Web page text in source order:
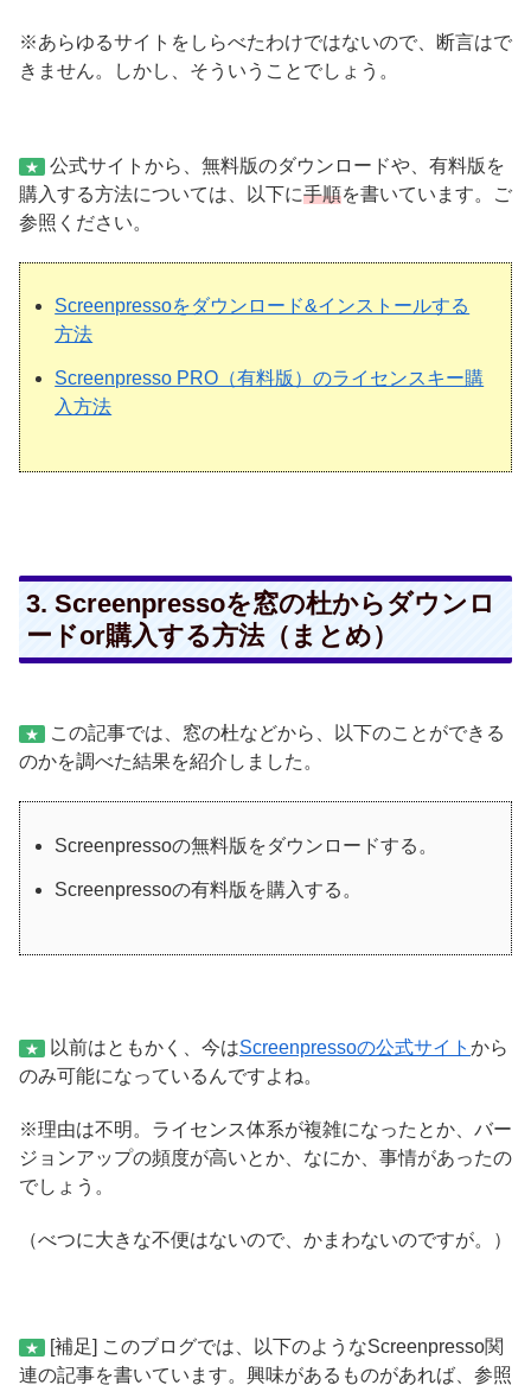
※あらゆるサイトをしらべたわけではないので、断言はで
きません。しかし、そういうことでしょう。
★
公式サイトから、無料版のダウンロードや、有料版を
購入する方法については、以下に手順を書いています。ご
参照ください。
Screenpressoをダウンロード&インストールする
方法
Screenpresso PRO（有料版）のライセンスキー購
入方法
3. Screenpressoを窓の杜からダウンロ
ードor購入する方法（まとめ）
★
この記事では、窓の杜などから、以下のことができる
のかを調べた結果を紹介しました。
Screenpressoの無料版をダウンロードする。
Screenpressoの有料版を購入する。
★ 以前はともかく、今はScreenpressoの公式サイト から
のみ可能になっているんですよね。
※理由は不明。ライセンス体系が複雑になったとか、バー
ジョンアップの頻度が高いとか、なにか、事情があったの
でしょう。
（べつに大きな不便はないので、かまわないのですが。）
★
[補足] このブログでは、以下のようなScreenpresso関
連の記事を書いています。興味があるものがあれば、参照